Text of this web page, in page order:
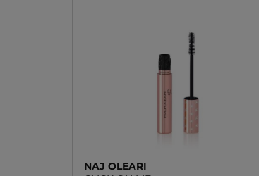
NAJ OLEARI